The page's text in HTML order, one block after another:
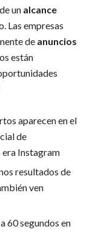
un alcance
Las empresas
de anuncios
están
aparecen en el
de
Instagram
resultados de
ven
60 segundos en